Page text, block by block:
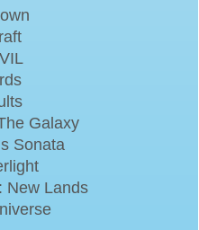
Galaxy
Sonata
New Lands